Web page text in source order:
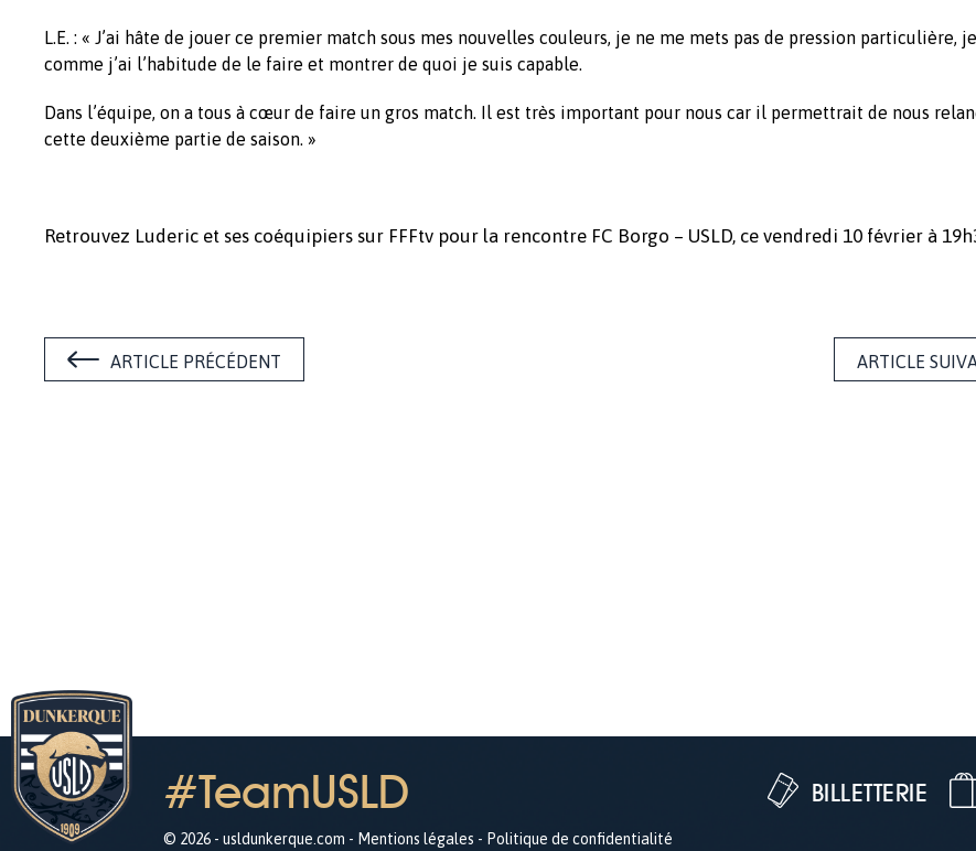
L.E. : « J’ai hâte de jouer ce premier match sous mes nouvelles couleurs, je ne me mets pas de pression particulière,
comme j’ai l’habitude de le faire et montrer de quoi je suis capable.
Dans l’équipe, on a tous à cœur de faire un gros match. Il est très important pour nous car il permettrait de nous
cette deuxième partie de saison. »
Retrouvez Luderic et ses coéquipiers sur FFFtv pour la rencontre FC Borgo – USLD, ce vendredi 10 février à
ARTICLE PRÉCÉDENT ARTICLE
#TeamUSLD
© 2026 - usldunkerque.com - Mentions légales - Politique de confidentialité
BILLETTERIE